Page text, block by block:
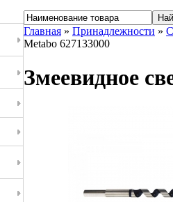
Главная » Принадлежности »
Metabo 627133000
Змеевидное